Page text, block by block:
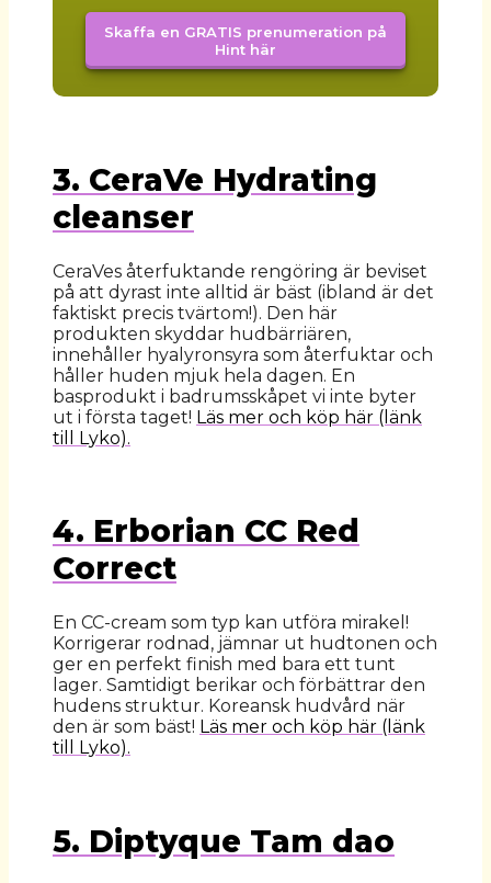
Skaffa en GRATIS prenumeration på
Hint här
3. CeraVe Hydrating
cleanser
CeraVes återfuktande rengöring är beviset
på att dyrast inte alltid är bäst (ibland är det
faktiskt precis tvärtom!). Den här
produkten skyddar hudbärriären,
innehåller hyalyronsyra som återfuktar och
håller huden mjuk hela dagen. En
basprodukt i badrumsskåpet vi inte byter
ut i första taget! Läs mer och köp här (länk
till Lyko).
4. Erborian CC Red
Correct
En CC-cream som typ kan utföra mirakel!
Korrigerar rodnad, jämnar ut hudtonen och
ger en perfekt finish med bara ett tunt
lager. Samtidigt berikar och förbättrar den
hudens struktur. Koreansk hudvård när
den är som bäst! Läs mer och köp här (länk
till Lyko).
5. Diptyque Tam dao